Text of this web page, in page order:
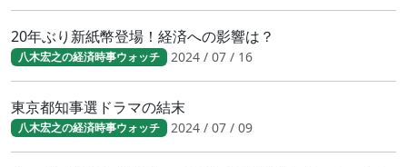
20年ぶり新紙幣登場！経済への影響は？
八木宏之の経済時事ウォッチ 2024 / 07 / 16
東京都知事選ドラマの結末
八木宏之の経済時事ウォッチ 2024 / 07 / 09